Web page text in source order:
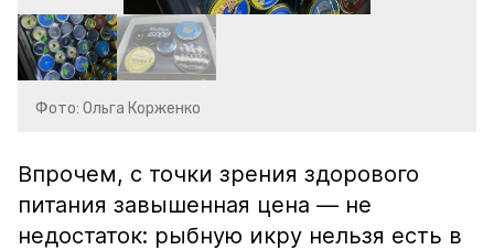
Фото: Ольга Корженко
Впрочем, с точки зрения здорового
питания завышенная цена — не
недостаток: рыбную икру нельзя есть в